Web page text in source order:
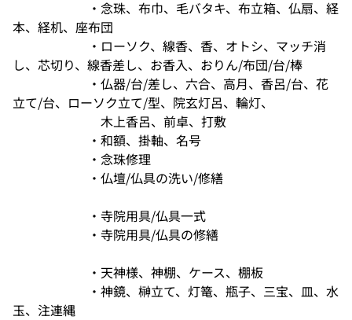
・念珠、布巾、毛バタキ、布立箱、仏扇、経
本、経机、座布団
・ローソク、線香、香、オトシ、マッチ消
し、芯切り、線香差し、お香入、おりん/布団/台/棒
・仏器/台/差し、六合、高月、香呂/台、花
立て/台、ローソク立て/型、院玄灯呂、輪灯、
木上香呂、前卓、打敷
・和額、掛軸、名号
・念珠修理
・仏壇/仏具の洗い/修繕
・寺院用具/仏具一式
・寺院用具/仏具の修繕
・天神様、神棚、ケース、棚板
・神鏡、榊立て、灯篭、瓶子、三宝、皿、水
玉、注連縄